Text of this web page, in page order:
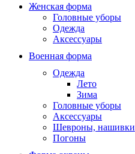
Женская форма
Головные уборы
Одежда
Аксессуары
Военная форма
Одежда
Лето
Зима
Головные уборы
Аксессуары
Шевроны, нашивки
Погоны